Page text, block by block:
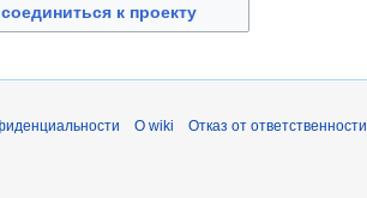
к проекту
О wiki Отказ от ответственности